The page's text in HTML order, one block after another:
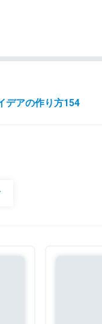
デアの作り方154